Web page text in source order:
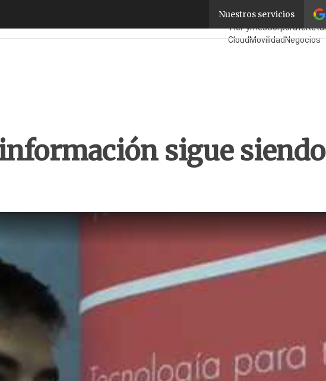
Nuestros servicios
sigue siendo una tarea pendienteFabricantesMayoristas
TicPymesCorporate
CloudMovilidadNegocios
sigue